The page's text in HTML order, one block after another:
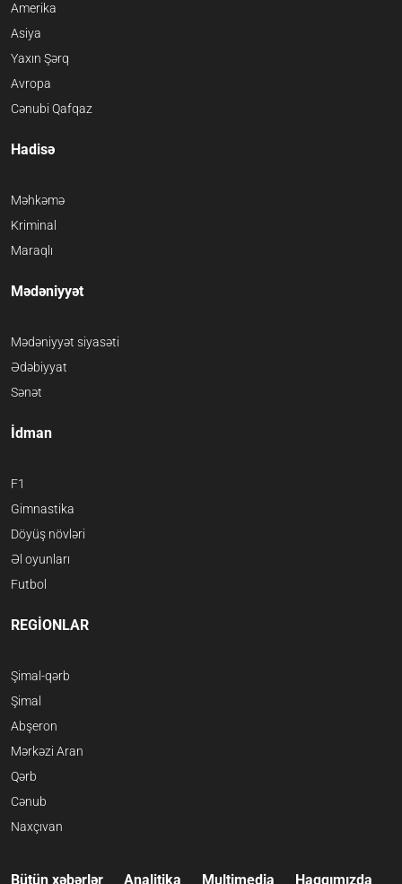
Amerika
Asiya
Yaxın Şərq
Avropa
Cənubi Qafqaz
Hadisə
Məhkəmə
Kriminal
Maraqlı
Mədəniyyət
Mədəniyyət siyasəti
Ədəbiyyat
Sənət
İdman
F1
Gimnastika
Döyüş növləri
Əl oyunları
Futbol
REGİONLAR
Şimal-qərb
Şimal
Abşeron
Mərkəzi Aran
Qərb
Cənub
Naxçıvan
Bütün xəbərlər Analitika Multimedia Haqqımızda